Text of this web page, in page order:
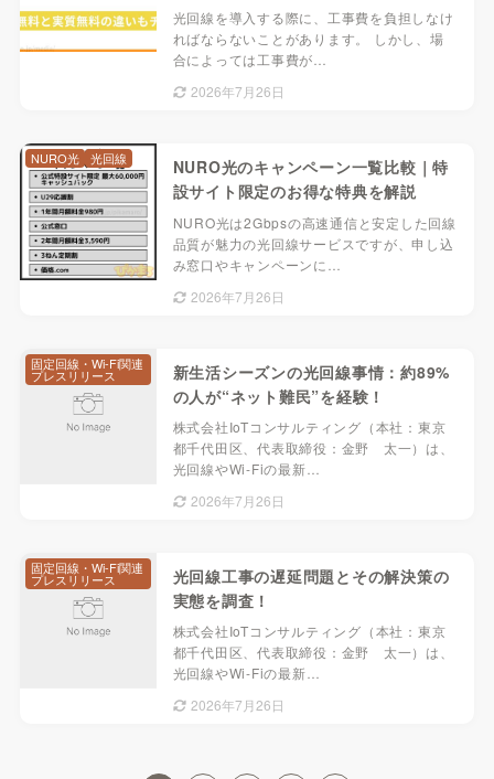
光回線を導入する際に、工事費を負担しなけ
ればならないことがあります。 しかし、場
合によっては工事費が…
2026年7月26日
NURO光のキャンペーン一覧比較｜特
設サイト限定のお得な特典を解説
NURO光は2Gbpsの高速通信と安定した回線
品質が魅力の光回線サービスですが、申し込
み窓口やキャンペーンに…
2026年7月26日
NURO光 光回線
新生活シーズンの光回線事情：約89%
の人が“ネット難民”を経験！
株式会社IoTコンサルティング（本社：東京
都千代田区、代表取締役：金野 太一）は、
光回線やWi-Fiの最新…
2026年7月26日
固定回線・Wi-Fi関連
プレスリリース
光回線工事の遅延問題とその解決策の
実態を調査！
株式会社IoTコンサルティング（本社：東京
都千代田区、代表取締役：金野 太一）は、
光回線やWi-Fiの最新…
2026年7月26日
固定回線・Wi-Fi関連
プレスリリース